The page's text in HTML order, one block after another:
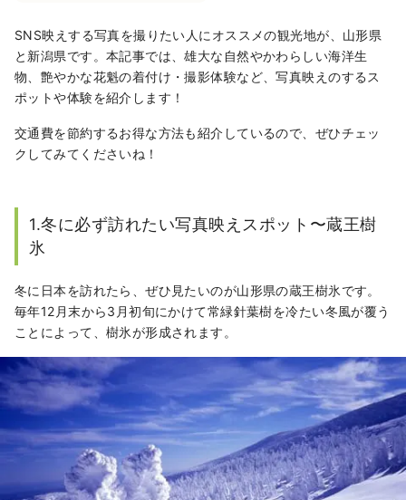
SNS映えする写真を撮りたい人にオススメの観光地が、山形県
と新潟県です。本記事では、雄大な自然やかわらしい海洋生
物、艶やかな花魁の着付け・撮影体験など、写真映えのするス
ポットや体験を紹介します！
交通費を節約するお得な方法も紹介しているので、ぜひチェッ
クしてみてくださいね！
1.冬に必ず訪れたい写真映えスポット〜蔵王樹
氷
冬に日本を訪れたら、ぜひ見たいのが山形県の蔵王樹氷です。
毎年12月末から3月初旬にかけて常緑針葉樹を冷たい冬風が覆う
ことによって、樹氷が形成されます。